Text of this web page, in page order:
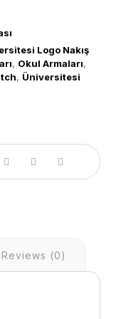
Logo Nakış
, Okul Armaları,
, Üniversitesi
Reviews (0)